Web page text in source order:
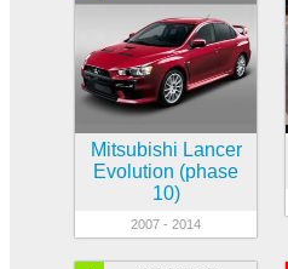
Mitsubishi Lancer
Evolution (phase
10)
2007 - 2014